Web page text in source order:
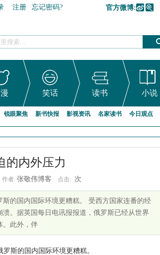
注册 忘记密码? 官方微博:
笑话 读书 小说
锐眼聚焦 新书快报 影视资讯 名家读书 今日观点
的内外压力
作者: 张敬伟博客 点击: 次
的国内国际环境更糟糕。 受西方国家连番的经
。据英国每日电讯报报道，俄罗斯已经从世界
。此外，伴
斯的国内国际环境更糟糕。